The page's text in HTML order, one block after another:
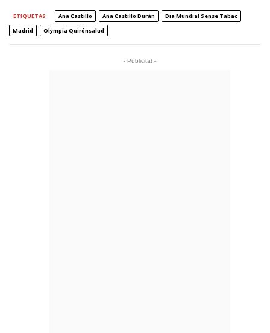
ETIQUETAS Ana Castillo Ana Castillo Durán
Dia Mundial Sense Tabac
Madrid
Olympia Quirónsalud
- Publicitat -